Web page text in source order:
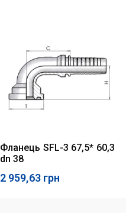
Фланець SFL-3 67,5* 60,3
dn 38
2 959,63 грн